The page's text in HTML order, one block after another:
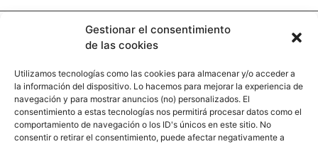
Gestionar el consentimiento
de las cookies
Utilizamos tecnologías como las cookies para almacenar y/o acceder a
la información del dispositivo. Lo hacemos para mejorar la experiencia de
navegación y para mostrar anuncios (no) personalizados. El
consentimiento a estas tecnologías nos permitirá procesar datos como el
comportamiento de navegación o los ID's únicos en este sitio. No
consentir o retirar el consentimiento, puede afectar negativamente a
Contacto
Calle Pinar, 5, 28006 Madrid